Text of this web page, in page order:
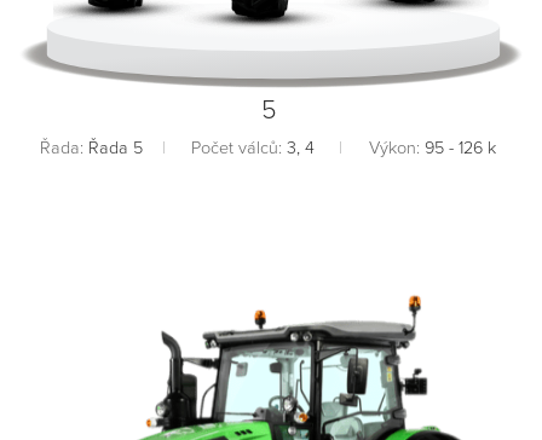
5
Řada: Řada 5 Počet válců: 3, 4 Výkon: 95 - 126 k